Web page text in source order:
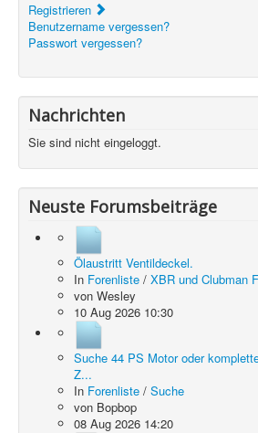
Registrieren
Benutzername vergessen?
Passwort vergessen?
Nachrichten
Sie sind nicht eingeloggt.
Neuste Forumsbeiträge
Ölaustritt Ventildeckel.
In Forenliste / XBR und Clubman
von Wesley
10 Aug 2026 10:30
Suche 44 PS Motor oder
Z...
In Forenliste / Suche
von Bopbop
08 Aug 2026 14:20